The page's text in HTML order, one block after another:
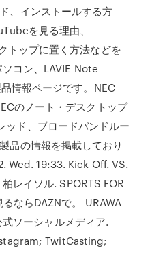
、インストールする方
を見る理由、
トップに置く方法などを
コン、LAVIE Note
情報ページです。NEC
のノート・デスクトップ
ッド、ブロードバンドルー
品の情報を掲載しており
Wed. 19:33. Kick Off. VS.
レイソル. SPORTS FOR
ならDAZNで。 URAWA
ソーシャルメディア.
TwitCasting;